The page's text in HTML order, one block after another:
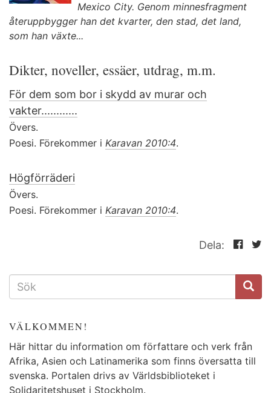
Mexico City. Genom minnesfragment
återuppbygger han det kvarter, den stad, det land,
som han växte...
Dikter, noveller, essäer, utdrag, m.m.
För dem som bor i skydd av murar och
vakter............
Övers.
Poesi. Förekommer i Karavan 2010:4.
Högförräderi
Övers.
Poesi. Förekommer i Karavan 2010:4.
Dela:
SÖKFORMULÄR
VÄLKOMMEN!
Här hittar du information om författare och verk från
Afrika, Asien och Latinamerika som finns översatta till
svenska. Portalen drivs av Världsbiblioteket i
Solidaritetshuset i Stockholm.